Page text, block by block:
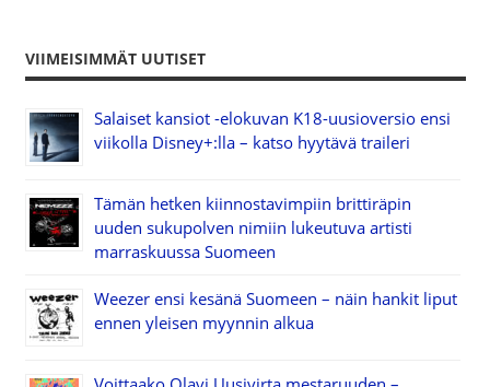
VIIMEISIMMÄT UUTISET
Salaiset kansiot -elokuvan K18-uusioversio ensi
viikolla Disney+:lla – katso hyytävä traileri
Tämän hetken kiinnostavimpiin brittiräpin
uuden sukupolven nimiin lukeutuva artisti
marraskuussa Suomeen
Weezer ensi kesänä Suomeen – näin hankit liput
ennen yleisen myynnin alkua